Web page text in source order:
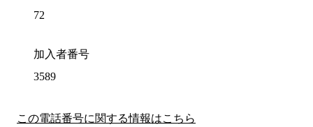
72
加入者番号
3589
この電話番号に関する情報はこちら